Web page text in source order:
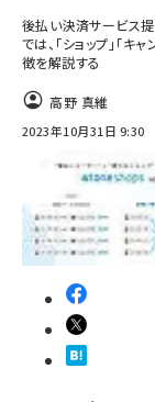
後払い決済サービス
では、「ショップ」「
徴を解説する
高野 真維
2023年10月31日 9:30